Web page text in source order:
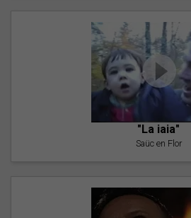
"La iaia"
Saüc en Flor